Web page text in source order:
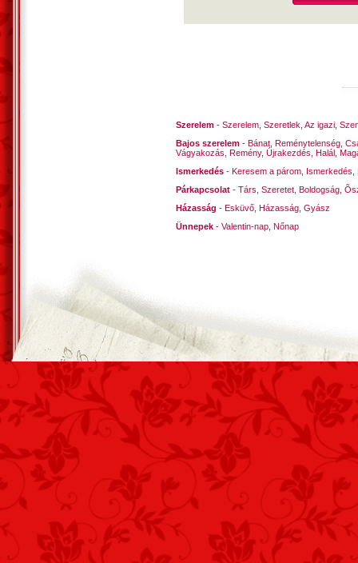
Szerelem - Szerelem Szeretlek Az igazi
Bajos szerelem - Bánat Reménytelenség
Vágyakozás Remény, Újrakezdés Halál
Ismerkedés - Keresem a párom Ismerkedés
Párkapcsolat - Társ Szeretet Boldogság
Házasság - Esküvő Házasság Gyász
Ünnepek - Valentin-nap Nőnap